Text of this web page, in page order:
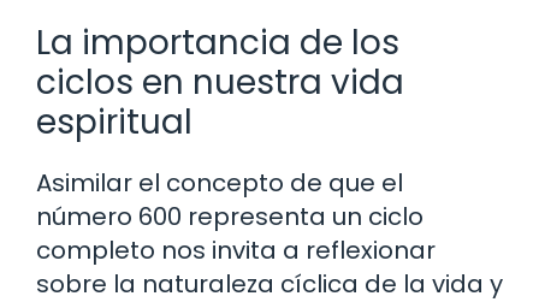
La importancia de los
ciclos en nuestra vida
espiritual
Asimilar el concepto de que el
número 600 representa un ciclo
completo nos invita a reflexionar
sobre la naturaleza cíclica de la vida y